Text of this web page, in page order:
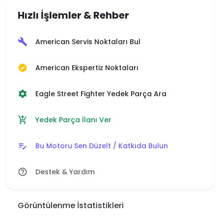
Hızlı İşlemler & Rehber
build American Servis Noktaları Bul
verified American Ekspertiz Noktaları
settings Eagle Street Fighter Yedek Parça Ara
add_shopping_cart Yedek Parça İlanı Ver
edit_note Bu Motoru Sen Düzelt / Katkıda Bulun
help_outline Destek & Yardım
Görüntülenme İstatistikleri